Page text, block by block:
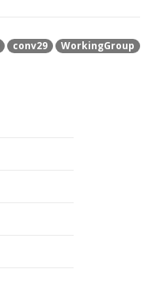
conv29 WorkingGroup